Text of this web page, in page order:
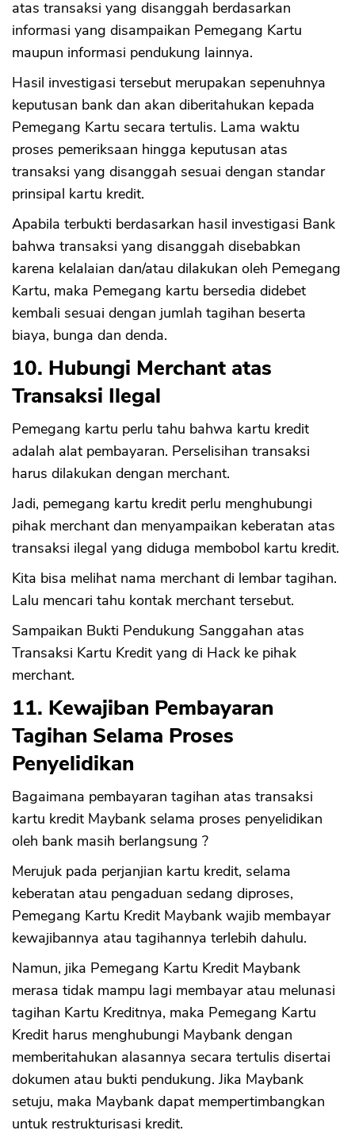
atas transaksi yang disanggah berdasarkan
informasi yang disampaikan Pemegang Kartu
maupun informasi pendukung lainnya.
Hasil investigasi tersebut merupakan sepenuhnya
keputusan bank dan akan diberitahukan kepada
Pemegang Kartu secara tertulis. Lama waktu
proses pemeriksaan hingga keputusan atas
transaksi yang disanggah sesuai dengan standar
prinsipal kartu kredit.
Apabila terbukti berdasarkan hasil investigasi Bank
bahwa transaksi yang disanggah disebabkan
karena kelalaian dan/atau dilakukan oleh Pemegang
Kartu, maka Pemegang kartu bersedia didebet
kembali sesuai dengan jumlah tagihan beserta
biaya, bunga dan denda.
10. Hubungi Merchant atas
Transaksi Ilegal
Pemegang kartu perlu tahu bahwa kartu kredit
adalah alat pembayaran. Perselisihan transaksi
harus dilakukan dengan merchant.
Jadi, pemegang kartu kredit perlu menghubungi
pihak merchant dan menyampaikan keberatan atas
transaksi ilegal yang diduga membobol kartu kredit.
Kita bisa melihat nama merchant di lembar tagihan.
Lalu mencari tahu kontak merchant tersebut.
Sampaikan Bukti Pendukung Sanggahan atas
Transaksi Kartu Kredit yang di Hack ke pihak
merchant.
11. Kewajiban Pembayaran
Tagihan Selama Proses
Penyelidikan
Bagaimana pembayaran tagihan atas transaksi
kartu kredit Maybank selama proses penyelidikan
oleh bank masih berlangsung ?
Merujuk pada perjanjian kartu kredit, selama
keberatan atau pengaduan sedang diproses,
Pemegang Kartu Kredit Maybank wajib membayar
kewajibannya atau tagihannya terlebih dahulu.
Namun, jika Pemegang Kartu Kredit Maybank
merasa tidak mampu lagi membayar atau melunasi
tagihan Kartu Kreditnya, maka Pemegang Kartu
Kredit harus menghubungi Maybank dengan
memberitahukan alasannya secara tertulis disertai
dokumen atau bukti pendukung. Jika Maybank
setuju, maka Maybank dapat mempertimbangkan
untuk restrukturisasi kredit.